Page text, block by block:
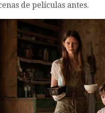
de películas antes.